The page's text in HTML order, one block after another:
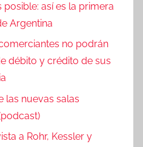
así es la primera
Argentina
no podrán
débito y crédito de sus
las nuevas salas
a Rohr, Kessler y